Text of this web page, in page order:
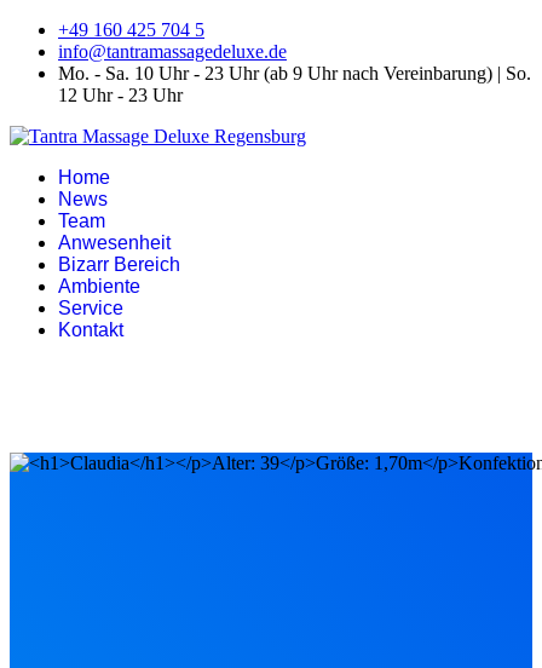
+49 160 425 704 5
info@tantramassagedeluxe.de
Mo. - Sa. 10 Uhr - 23 Uhr (ab 9 Uhr nach Vereinbarung) | So.
12 Uhr - 23 Uhr
Home
News
Team
Anwesenheit
Bizarr Bereich
Ambiente
Service
Kontakt